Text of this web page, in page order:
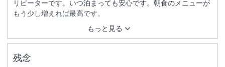
もっと見る
リピーターです。いつ泊まっても安心です。朝食のメニューが
もう少し増えれば最高です。
残念